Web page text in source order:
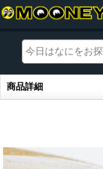
商品詳細
商品詳細